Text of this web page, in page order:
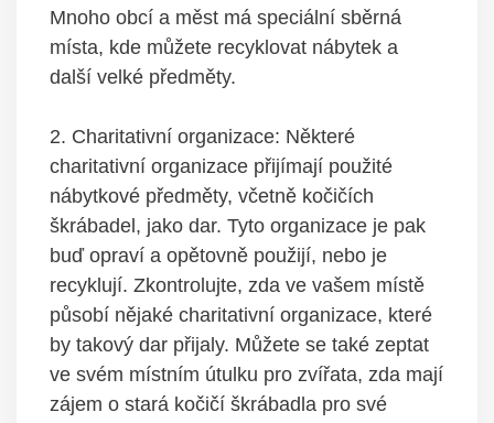
Mnoho obcí a měst má speciální sběrná
místa, kde můžete recyklovat nábytek a
další velké předměty.
2. Charitativní organizace: Některé
charitativní organizace přijímají použité
nábytkové předměty, včetně kočičích
škrábadel, jako dar. Tyto organizace je pak
buď opraví a opětovně použijí, nebo je
recyklují. Zkontrolujte, zda ve vašem místě
působí nějaké charitativní organizace, které
by takový dar přijaly. Můžete se také zeptat
ve svém místním útulku pro zvířata, zda mají
zájem o stará kočičí škrábadla pro své